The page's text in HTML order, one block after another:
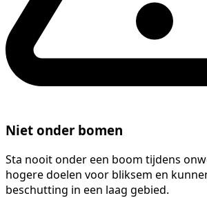
Niet onder bomen
Sta nooit onder een boom tijdens
hogere doelen voor bliksem en
beschutting in een laag gebied.